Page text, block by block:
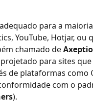
para a
YouTube, Hotjar,
chamado de
para sites
de plataformas como
com o
).